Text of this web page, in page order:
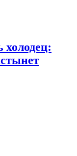
холодец: